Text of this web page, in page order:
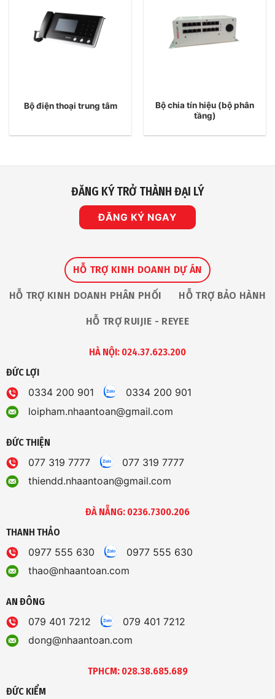
Bộ điện thoại trung tâm
Bộ chia tín hiệu (bộ phân
tầng)
ĐĂNG KÝ TRỞ THÀNH ĐẠI LÝ
ĐĂNG KÝ NGAY
HỖ TRỢ KINH DOANH DỰ ÁN
HỖ TRỢ KINH DOANH PHÂN PHỐI HỖ TRỢ BẢO HÀNH
HỖ TRỢ RUIJIE - REYEE
HÀ NỘI: 024.37.623.200
ĐỨC LỢI
0334 200 901
0334 200 901
loipham.nhaantoan@gmail.com
ĐỨC THIỆN
077 319 7777
077 319 7777
thiendd.nhaantoan@gmail.com
ĐÀ NẴNG: 0236.7300.206
THANH THẢO
0977 555 630
0977 555 630
thao@nhaantoan.com
AN ĐÔNG
079 401 7212
079 401 7212
dong@nhaantoan.com
TPHCM: 028.38.685.689
ĐỨC KIỂM